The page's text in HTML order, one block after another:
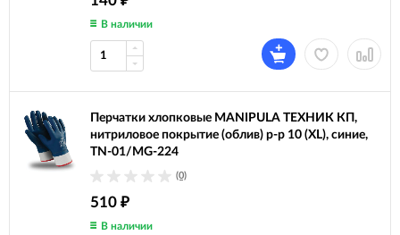
В наличии
Перчатки хлопковые MANIPULA ТЕХНИК КП,
нитриловое покрытие (облив) р-р 10 (XL), синие,
TN-01/MG-224
(0)
510 ₽
В наличии